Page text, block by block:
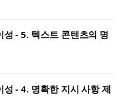
- 5. 텍스트 콘텐츠의 명
- 4. 명확한 지시 사항 제